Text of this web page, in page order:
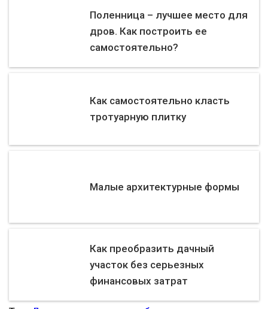
Поленница – лучшее место для
дров. Как построить ее
самостоятельно?
Как самостоятельно класть
тротуарную плитку
Малые архитектурные формы
Как преобразить дачный
участок без серьезных
финансовых затрат